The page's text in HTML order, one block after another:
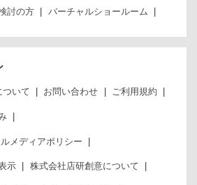
討の方 バーチャルショールーム
ついて お問い合わせ ご利用規約
メディアポリシー
示 株式会社店研創意について